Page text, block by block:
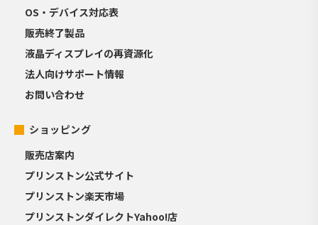
OS・デバイス対応表
販売終了製品
液晶ディスプレイの再資源化
法人向けサポート情報
お問い合わせ
ショッピング
販売店案内
プリンストン公式サイト
プリンストン楽天市場
プリンストンダイレクトYahoo!店